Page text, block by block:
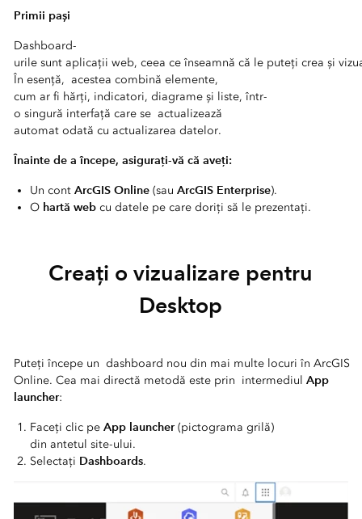
Primii pași
Dashboard-
urile sunt aplicații web, ceea ce înseamnă că le puteți crea și
În esență, acestea combină elemente,
cum ar fi hărți, indicatori, diagrame și liste, într-
o singură interfață care se actualizează
automat odată cu actualizarea datelor.
Înainte de a începe, asigurați-vă că aveți:
Un cont ArcGIS Online (sau ArcGIS Enterprise).
O hartă webcu datele pe care doriți să le prezentați.
Creați o vizualizare pentru
Desktop
Puteți începe un dashboard nou din mai multe locuri în ArcGIS
Online. Cea mai directă metodă este prin intermediul App
launcher:
Faceți clic pe App launcher(pictograma grilă)
din antetul site-ului.
Selectați Dashboards.